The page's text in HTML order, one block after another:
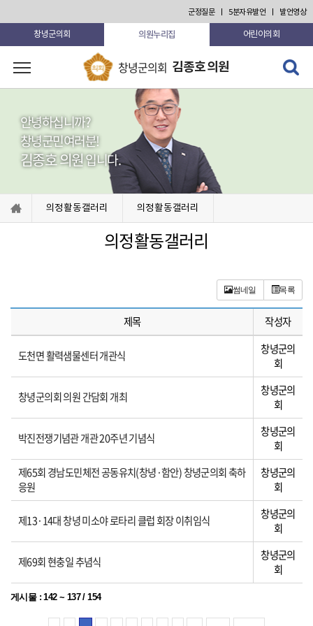
창녕군의회 의원누리집 어린이의회
군정질문 5분자유발언 발언영상
창녕군의회 김종호 의원
검색 열
고 닫기
안녕하십니까?
창녕군민여러분!
김종호 의원입니다.
의정활동갤러리 의정활동갤러리
의정활동갤러리
썸네일 목록
제목 작성자
도천면 활력샘물센터 개관식
창녕군의
회
창녕군의회 의원 간담회 개최
창녕군의
회
박진전쟁기념관 개관 20주년 기념식
창녕군의
회
제65회 경남도민체전 공동유치(창녕·함안) 창녕군의회 축하
응원
창녕군의
회
제13·14대 창녕 미소야 로타리 클럽 회장 이취임식
창녕군의
회
제69회 현충일 추념식
창녕군의
회
게시물:142 ~ 137/154